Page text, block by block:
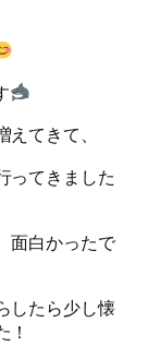
てきて、
ってきました
面白かったで
したら少し懐